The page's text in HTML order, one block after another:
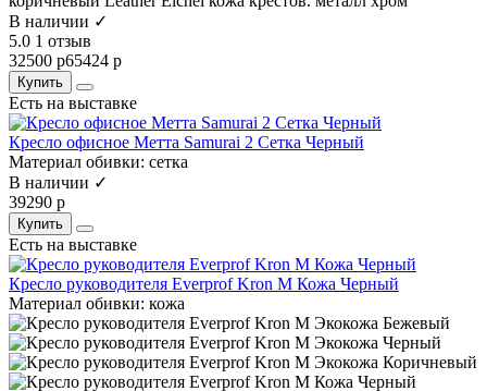
В наличии ✓
5.0 1 отзыв
32500 р65424 р
Купить
Есть на выставке
Кресло офисное Метта Samurai 2 Сетка Черный
Материал обивки: сетка
В наличии ✓
39290 р
Купить
Есть на выставке
Кресло руководителя Everprof Kron M Кожа Черный
Материал обивки: кожа